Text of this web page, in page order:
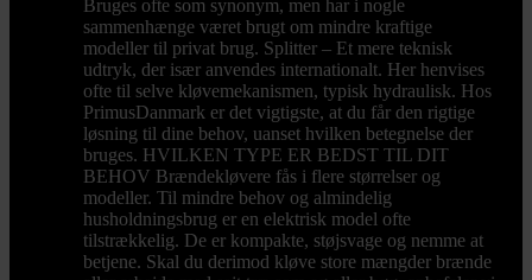
Bruges ofte som synonym, men har i nogle
sammenhænge været brugt om mindre kraftige
modeller til privat brug. Splitter – Et mere teknisk
udtryk, der især anvendes internationalt. Her henvises
ofte til selve kløvemekanismen, typisk hydraulisk. Hos
PrimusDanmark er det vigtigste, at du får den rigtige
løsning til dine behov, uanset hvilken betegnelse der
bruges. HVILKEN TYPE ER BEDST TIL DIT
BEHOV Brændekløvere fås i flere størrelser og
modeller. Til mindre behov og almindelig
husholdningsbrug er en elektrisk model ofte
tilstrækkelig. De er kompakte, støjsvage og nemme at
betjene. Skal du derimod kløve store mængder brænde